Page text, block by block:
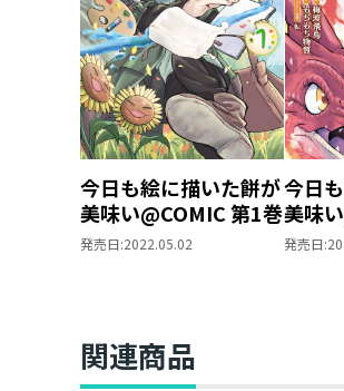
今日も絵に描いた餅が
美味い@COMIC 第1巻
発売日:2022.05.02
今日
美味
発売日:
関連商品